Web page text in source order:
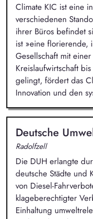
Climate KIC ist eine
verschiedenen
ihrer Büros befindet
ist »eine florierende,
Gesellschaft mit
Kreislaufwirtschaft
gelingt, fördert das
Innovation und den
Deutsche
Radolfzell
Die DUH erlangte
deutsche Städte und
von Diesel-
klageberechtigter
Einhaltung